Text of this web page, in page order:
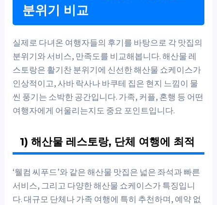
분위기 비교
실제로 다녀온 여행자들의 후기를 바탕으로 각 맛집의
분위기와 서비스, 만족도를 비교해봅니다. 해산물 레
스토랑은 활기찬 분위기에 신선한 해산물 쇼케이스가
인상적이고, 사바 락사나 바쿠테 집은 현지 느낌이 물
씬 풍기는 소박한 공간입니다. 가족, 커플, 혼행 등 어떤
여행자에게 어울리는지도 중요 포인트입니다.
1) 해산물 레스토랑, 단체 여행에 최적
‘웰컴 씨푸드’와 같은 해산물 맛집은 넓은 좌석과 빠른
서비스, 그리고 다양한 해산물 쇼케이스가 특징입니
다. 대규모 단체나 가족 여행에 특히 추천하며, 예약 없